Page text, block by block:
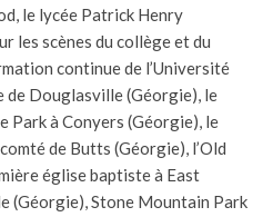
le lycée Patrick Henry
les scènes du collège et du
continue de l’Université
de Douglasville (Géorgie), le
à Conyers (Géorgie), le
de Butts (Géorgie), l’Old
église baptiste à East
(Géorgie), Stone Mountain Park